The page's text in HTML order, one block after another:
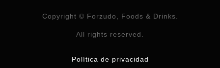
Copyright © Forzudo, Foods & Drinks.
All rights reserved.
Política de privacidad